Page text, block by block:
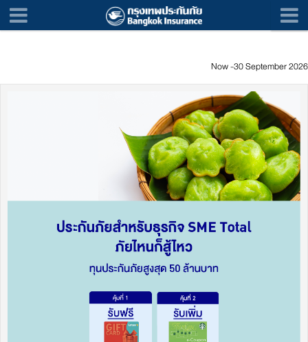
Now -30 September 2026